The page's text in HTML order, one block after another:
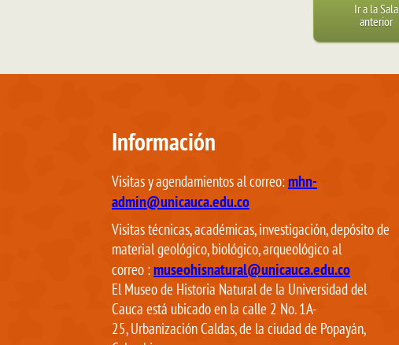
Ir a la Sala
anterior
Información
Visitas y agendamientos al correo:mhn-
admin@unicauca.edu.co
Visitas técnicas, académicas, investigación, depósito de
material geológico, biológico, arqueológico al
correo :museohisnatural@unicauca.edu.co
El Museo de Historia Natural de la Universidad del
Cauca está ubicado en la calle 2 No. 1A-
25, Urbanización Caldas, de la ciudad de Popayán,